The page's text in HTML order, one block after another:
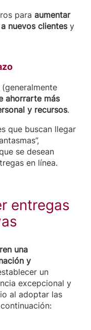
para aumentar
nuevos clientesy
ahorrarte más
y recursos.
que buscan llegar
se desean
en línea.
entregas
una
y
un
excepcional y
al adoptar las